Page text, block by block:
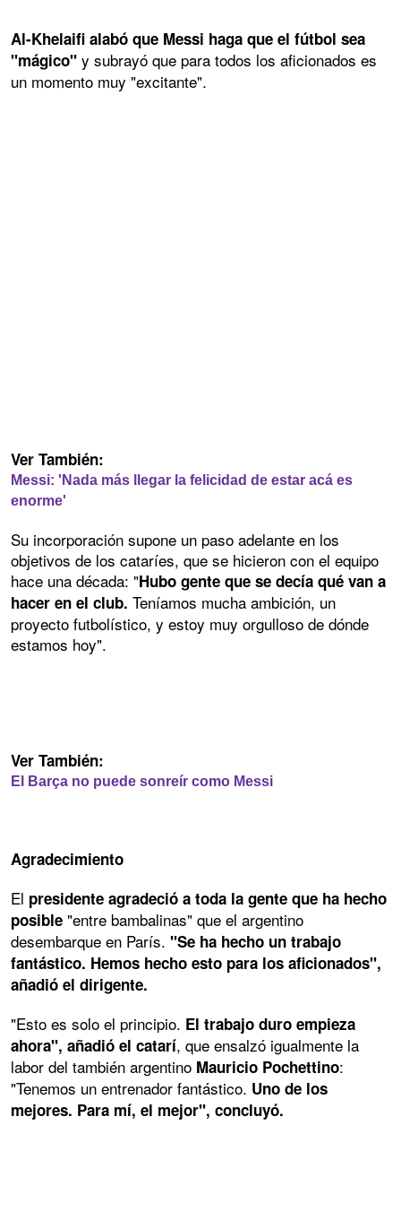
Al-Khelaifi alabó que Messi haga que el fútbol sea
"mágico" y subrayó que para todos los aficionados es
un momento muy "excitante".
Ver También:
Messi: 'Nada más llegar la felicidad de estar acá es
enorme'
Su incorporación supone un paso adelante en los
objetivos de los cataríes, que se hicieron con el equipo
hace una década: "Hubo gente que se decía qué van a
hacer en el club. Teníamos mucha ambición, un
proyecto futbolístico, y estoy muy orgulloso de dónde
estamos hoy".
Ver También:
El Barça no puede sonreír como Messi
Agradecimiento
El presidente agradeció a toda la gente que ha hecho
posible "entre bambalinas" que el argentino
desembarque en París. "Se ha hecho un trabajo
fantástico. Hemos hecho esto para los aficionados",
añadió el dirigente.
"Esto es solo el principio. El trabajo duro empieza
ahora", añadió el catarí, que ensalzó igualmente la
labor del también argentino Mauricio Pochettino:
"Tenemos un entrenador fantástico. Uno de los
mejores. Para mí, el mejor", concluyó.